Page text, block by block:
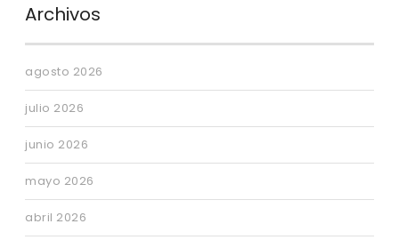
Archivos
agosto 2026
julio 2026
junio 2026
mayo 2026
abril 2026